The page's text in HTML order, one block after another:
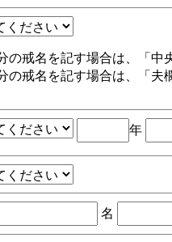
の戒名を記す場合は、「中
の戒名を記す場合は、「夫
年
名